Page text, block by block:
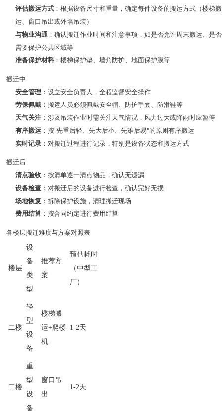
评估搬运方式 ：根据设备尺寸和重量，确定每件设备的搬运方式（楼梯搬
运、窗口吊出或外墙吊装）
与物业沟通 ：确认搬迁作业时间和注意事项，如是否允许周末搬运、是否
需要保护公共区域等
准备保护材料：楼梯保护垫、墙角防护、地面保护膜等
搬迁中
安全管理 ：设立安全负责人，全程监督安全操作
劳保佩戴 ：搬运人员必须佩戴安全帽、防护手套、防滑鞋等
天气关注 ：涉及吊装作业时需关注天气情况，风力过大或降雨时应暂停
有序搬运 ：按"先重后轻、先大后小、先难后易"的原则有序搬运
实时记录 ：对搬迁过程进行记录，特别是设备状态和搬运方式
搬迁后
清点验收 ：按清单逐一清点物品，确认无遗漏
设备检查 ：对搬迁后的设备进行检查，确认完好无损
场地恢复 ：拆除保护设施，清理搬迁现场
费用结算 ：按合同约定进行费用结算
各楼层搬迁难度与方案对照表
楼层
设
备
类
型
推荐方
案
预估耗时
（中型工
厂）
二楼
轻
型
设
备
楼梯搬
运+爬楼
机
1-2天
二楼
重
型
设
备
窗口吊
出
1-2天